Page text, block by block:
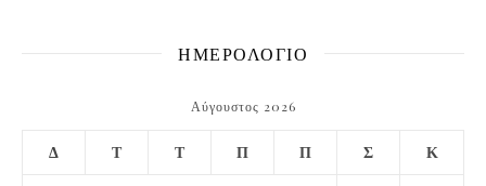
ΗΜΕΡΟΛΟΓΙΟ
Αύγουστος 2026
Δ Τ Τ Π Π Σ Κ